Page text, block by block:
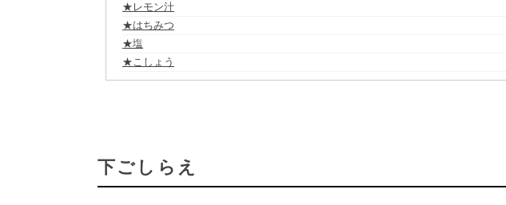
★レモン汁
★はちみつ
★塩
★こしょう
下ごしらえ